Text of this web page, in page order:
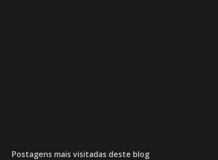
Postagens mais visitadas deste blog